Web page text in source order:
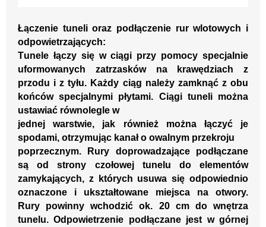
Łączenie tuneli oraz podłączenie rur wlotowych i
odpowietrzających:
Tunele łączy się w ciągi przy pomocy specjalnie
uformowanych zatrzasków na krawędziach z
przodu i z tyłu. Każdy ciąg należy zamknąć z obu
końców specjalnymi płytami. Ciągi tuneli można
ustawiać równolegle w
jednej warstwie, jak również można łączyć je
spodami, otrzymując kanał o owalnym przekroju
poprzecznym.
Rury doprowadzające podłączane
są od strony czołowej tunelu do elementów
zamykających, z których usuwa się odpowiednio
oznaczone i u kształtowane miejsca na otwory.
Rury powinny wchodzić ok. 20 cm do wnętrza
tunelu. Odpowietrzenie podłączane jest w górnej